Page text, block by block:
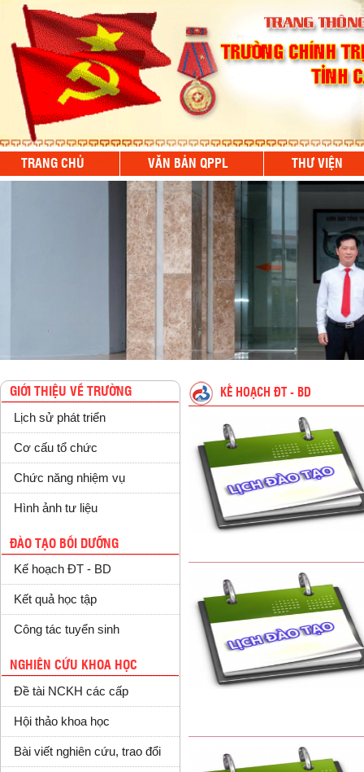
TRANG CHỦ VĂN BẢN QPPL THƯ VIỆN
GIỚI THIỆU VỀ TRƯỜNG
Lịch sử phát triển
Cơ cấu tổ chức
Chức năng nhiệm vụ
Hình ảnh tư liệu
ĐÀO TẠO BỒI DƯỠNG
Kế hoạch ĐT - BD
Kết quả học tập
Công tác tuyển sinh
NGHIÊN CỨU KHOA HỌC
Đề tài NCKH các cấp
Hội thảo khoa học
Bài viết nghiên cứu, trao đổi
KẾ HOẠCH ĐT - BD